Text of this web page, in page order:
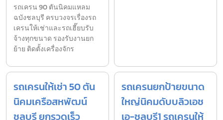
รถเครน 90 ตันนิคมแหลม
ฉบังชลบุรี ครบวงจรเรื่องรถ
เครนให้เช่าและรถเฮี๊ยบรับ
จ้างทุกขนาด รองรับงานยก
ย้าย ติดตั้งเครื่องจักร
รถเครนให้เช่า 50 ตัน
นิคมเครือสหพัฒน์
ชลบุรี ยกรวดเร็ว
รถเครนยกป้ายขนาด
ใหญ่นิคมดับบลิวเอช
เอ-ชลบุรี1 รถเครนให้